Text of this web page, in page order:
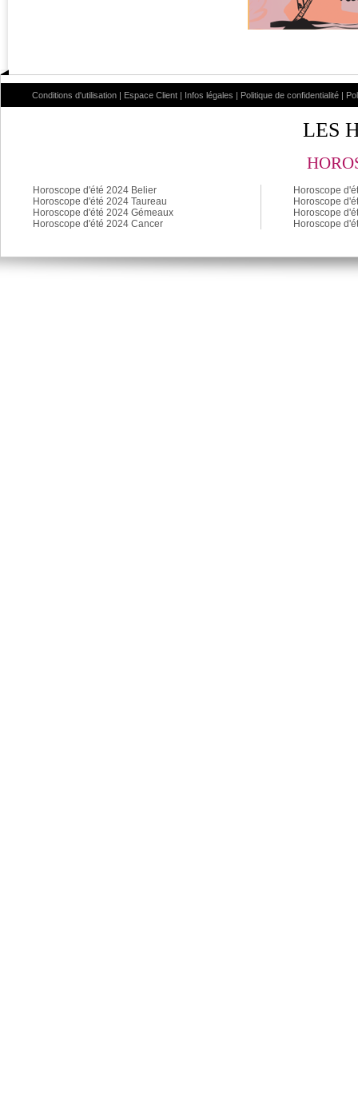
Conditions d'utilisation | Espace Client | Infos légales | Politique de confidentialité |
LES
Horoscope d'été 2024 Belier
Horoscope d'été 2024 Taureau
Horoscope d'été 2024 Gémeaux
Horoscope d'été 2024 Cancer
Horoscope
Horoscope
Horoscope
Horoscope